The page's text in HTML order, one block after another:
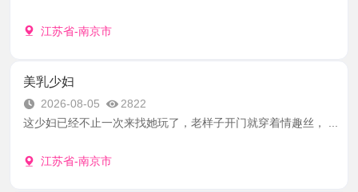
江苏省-南京市
美乳少妇
2026-08-05
2822
这少妇已经不止一次来找她玩了，老样子开门就穿着情趣丝， ...
江苏省-南京市